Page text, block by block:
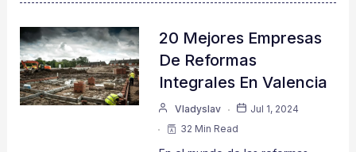
20 Mejores Empresas
De Reformas
Integrales En Valencia
Vladyslav
Jul 1, 2024
32 Min Read